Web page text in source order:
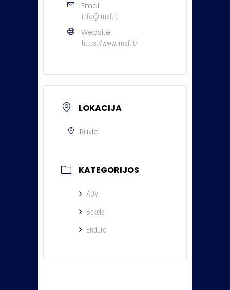
Email
info@lmsf.lt
Website
https://www.lmsf.lt/
LOKACIJA
Rukla
KATEGORIJOS
ADV
Bekelė
Enduro